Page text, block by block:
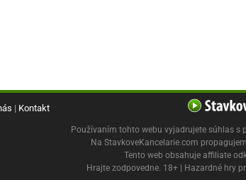
| Kontakt
Používaním tohto webu vyjadrujete súhlas s
Na StavkoveKancelarie.com
Tento web obsahuje affiliate
Hrajte zodpovedne. 18+ | Hazardné hry